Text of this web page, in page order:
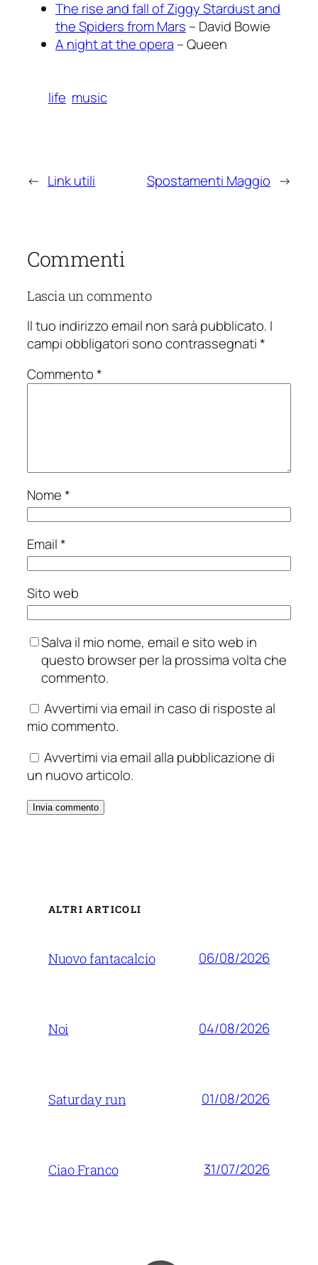
The rise and fall of Ziggy Stardust and
the Spiders from Mars – David Bowie
A night at the opera – Queen
life music
← Link utili Spostamenti Maggio →
Commenti
Lascia un commento
Il tuo indirizzo email non sarà pubblicato. I
campi obbligatori sono contrassegnati*
Commento*
Nome*
Email*
Sito web
Salva il mio nome, email e sito web in
questo browser per la prossima volta che
commento.
Avvertimi via email in caso di risposte al
mio commento.
Avvertimi via email alla pubblicazione di
un nuovo articolo.
ALTRI ARTICOLI
Nuovo fantacalcio 06/08/2026
Noi 04/08/2026
Saturday run 01/08/2026
Ciao Franco 31/07/2026